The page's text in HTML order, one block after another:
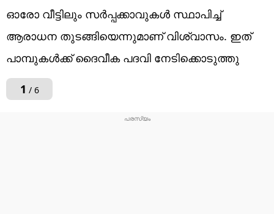
ഓരോ വീട്ടിലും സർപ്പക്കാവുകൾ സ്ഥാപിച്ച്
ആരാധന തുടങ്ങിയെന്നുമാണ് വിശ്വാസം. ഇത്
പാമ്പുകൾക്ക് ദൈവീക പദവി നേടിക്കൊടുത്തു
1 / 6